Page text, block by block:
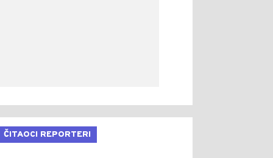
ČITAOCI REPORTERI